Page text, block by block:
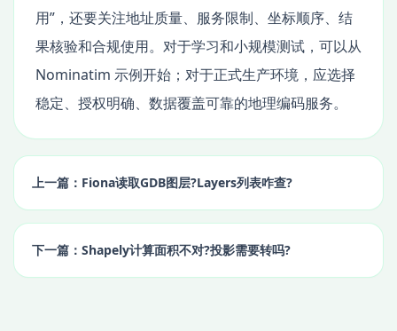
用”，还要关注地址质量、服务限制、坐标顺序、结
果核验和合规使用。对于学习和小规模测试，可以从
Nominatim 示例开始；对于正式生产环境，应选择
稳定、授权明确、数据覆盖可靠的地理编码服务。
上一篇：Fiona读取GDB图层?Layers列表咋查?
下一篇：Shapely计算面积不对?投影需要转吗?